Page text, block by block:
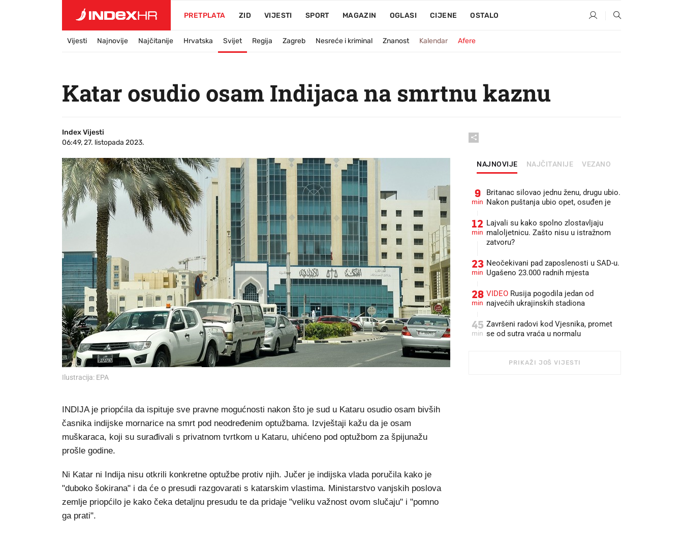
PRETPLATA ZID VIJESTI SPORT MAGAZIN OGLASI CIJENE OSTALO
Vijesti Najnovije Najčitanije Hrvatska Svijet Regija Zagreb Nesreće i kriminal Znanost Kalendar Afere
Katar osudio osam Indijaca na smrtnu kaznu
Index Vijesti
06:49, 27. listopada 2023.
Ilustracija: EPA
INDIJA je priopćila da ispituje sve pravne mogućnosti nakon što je sud u Kataru osudio osam bivših
časnika indijske mornarice na smrt pod neodređenim optužbama. Izvještaji kažu da je osam
muškaraca, koji su surađivali s privatnom tvrtkom u Kataru, uhićeno pod optužbom za špijunažu
prošle godine.
Ni Katar ni Indija nisu otkrili konkretne optužbe protiv njih. Jučer je indijska vlada poručila kako je
"duboko šokirana" i da će o presudi razgovarati s katarskim vlastima. Ministarstvo vanjskih poslova
zemlje priopćilo je kako čeka detaljnu presudu te da pridaje "veliku važnost ovom slučaju" i "pomno
ga prati".
NAJNOVIJE NAJČITANIJE VEZANO
9
min
Britanac silovao jednu ženu, drugu ubio.
Nakon puštanja ubio opet, osuđen je
12
min
Lajvali su kako spolno zlostavljaju
maloljetnicu. Zašto nisu u istražnom
zatvoru?
23
min
Neočekivani pad zaposlenosti u SAD-u.
Ugašeno 23.000 radnih mjesta
28
min
VIDEO Rusija pogodila jedan od
najvećih ukrajinskih stadiona
45
min
Završeni radovi kod Vjesnika, promet
se od sutra vraća u normalu
PRIKAŽI JOŠ VIJESTI